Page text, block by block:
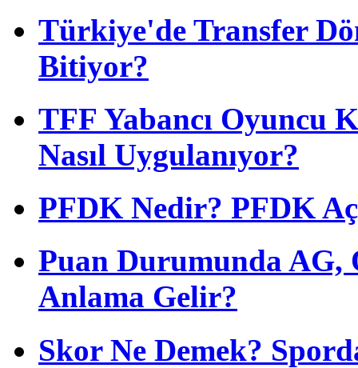
Türkiye'de Transfer
Bitiyor?
TFF Yabancı Oyuncu
Nasıl Uygulanıyor?
PFDK Nedir? PFDK
Puan Durumunda AG,
Anlama Gelir?
Skor Ne Demek?